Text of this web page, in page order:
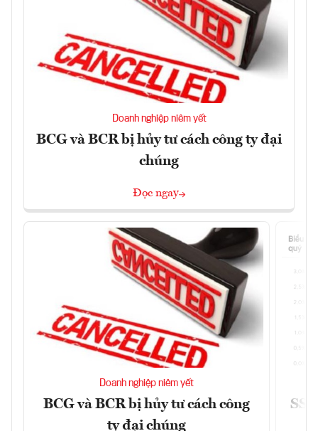
Doanh nghiệp niêm yết
BCG và BCR bị hủy tư cách công ty đại
chúng
Đọc ngay
Doanh nghiệp niêm yết
BCG và BCR bị hủy tư cách công
ty đại chúng
SSI